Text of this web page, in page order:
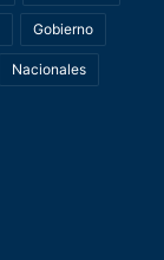
Gobierno
Nacionales